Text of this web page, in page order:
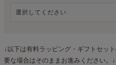
↓以下は有料ラッピング・ギフトセッ
要な場合はそのままお進みください。↓